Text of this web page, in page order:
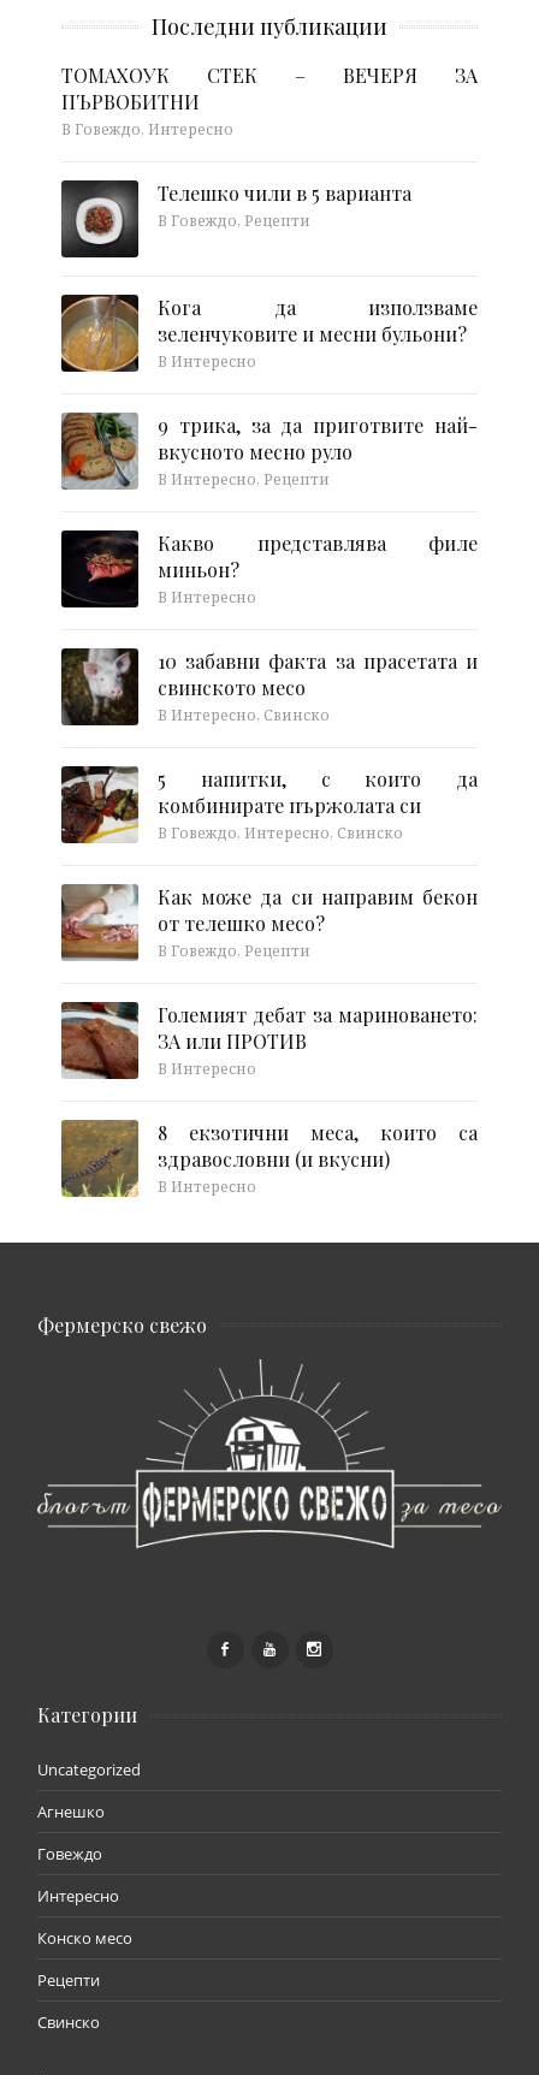
Последни публикации
ТОМАХОУК СТЕК – ВЕЧЕРЯ ЗА
ПЪРВОБИТНИ
В Говеждо, Интересно
Телешко чили в 5 варианта
В Говеждо, Рецепти
Кога да използваме
зеленчуковите и месни бульони?
В Интересно
9 трика, за да приготвите най-
вкусното месно руло
В Интересно, Рецепти
Какво представлява филе
миньон?
В Интересно
10 забавни факта за прасетата и
свинското месо
В Интересно, Свинско
5 напитки, с които да
комбинирате пържолата си
В Говеждо, Интересно, Свинско
Как може да си направим бекон
от телешко месо?
В Говеждо, Рецепти
Големият дебат за мариноването:
ЗА или ПРОТИВ
В Интересно
8 екзотични меса, които са
здравословни (и вкусни)
В Интересно
Фермерско свежо
Категории
Uncategorized
Агнешко
Говеждо
Интересно
Конско месо
Рецепти
Свинско